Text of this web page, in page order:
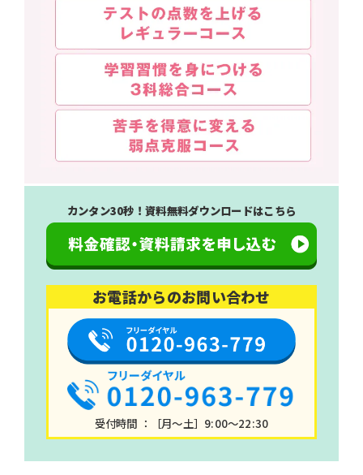
カンタン30秒！資料無料ダウンロードはこちら
お電話からのお問い合わせ
受付時間 ：［月～土］9:00～22:30